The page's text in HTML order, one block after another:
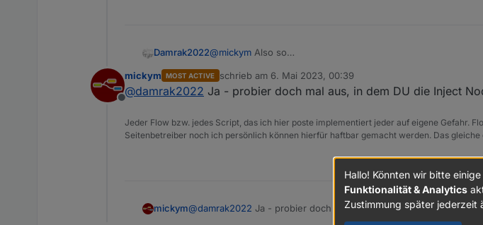
Damrak2022@mickym Also so
Offline
mickym MOST ACTIVE schrieb am 6. Mai 2023, 00:39
zuletzt editiert von
@damrak2022 Ja - probier doch mal aus, in dem DU die Inject
Jeder Flow bzw. jedes Script, das ich hier poste implementiert jeder auf eigene Gefahr.
Seitenbetreiber noch ich persönlich können hierfür haftbar gemacht werden. Das
mickym@damrak2022 Ja - probier doch mal aus, in dem DU die Inject
Hallo! Könnten wir bitte
Funktionalität & Analytics
Zustimmung später jederzeit